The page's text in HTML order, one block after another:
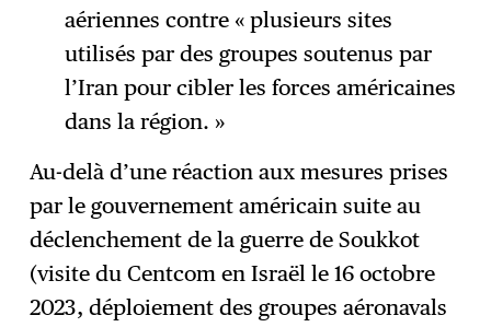
aériennes contre « plusieurs sites
utilisés par des groupes soutenus par
l’Iran pour cibler les forces américaines
dans la région. »
Au-delà d’une réaction aux mesures prises
par le gouvernement américain suite au
déclenchement de la guerre de Soukkot
(visite du Centcom en Israël le 16 octobre
2023, déploiement des groupes aéronavals